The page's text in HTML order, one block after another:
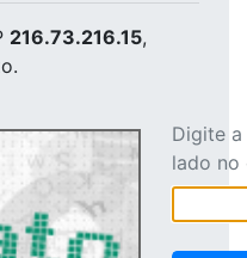
216.73.216.15,
Digite
lado no